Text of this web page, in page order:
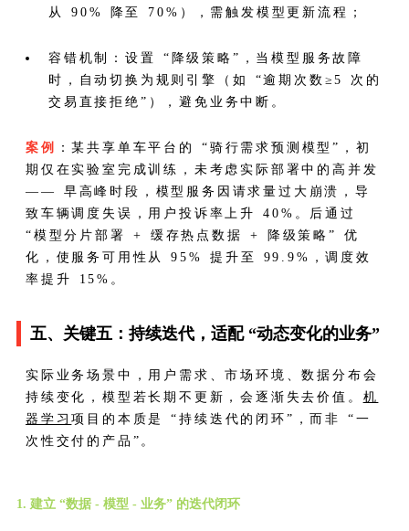
从 90% 降至 70%），需触发模型更新流程；
容错机制：设置 “降级策略”，当模型服务故障
时，自动切换为规则引擎（如 “逾期次数≥5 次的
交易直接拒绝”），避免业务中断。
案例
：某共享单车平台的 “骑行需求预测模型”，初
期仅在实验室完成训练，未考虑实际部署中的高并发
—— 早高峰时段，模型服务因请求量过大崩溃，导
致车辆调度失误，用户投诉率上升 40%。后通过
“模型分片部署 + 缓存热点数据 + 降级策略” 优
化，使服务可用性从 95% 提升至 99.9%，调度效
率提升 15%。
五、关键五：持续迭代，适配 “动态变化的业务”
实际业务场景中，用户需求、市场环境、数据分布会
持续变化，模型若长期不更新，会逐渐失去价值。 机
器学习项目的本质是 “持续迭代的闭环”，而非 “一
次性交付的产品”。
1. 建立 “数据 - 模型 - 业务” 的迭代闭环